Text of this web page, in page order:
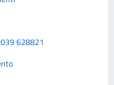
628821